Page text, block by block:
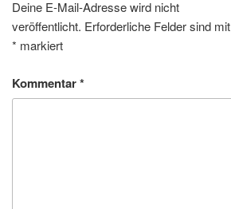
Deine E-Mail-Adresse wird nicht
veröffentlicht. Erforderliche Felder sind mit
* markiert
Kommentar*